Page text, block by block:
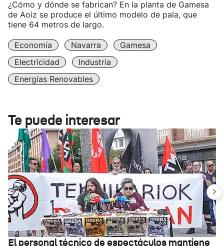
¿Cómo y dónde se fabrican? En la planta de Gamesa
de Aoiz se produce el último modelo de pala, que
tiene 64 metros de largo.
Economía Navarra
Gamesa
Electricidad
Industria
Energías Renovables
Te puede interesar
El personal técnico de espectáculos mantiene